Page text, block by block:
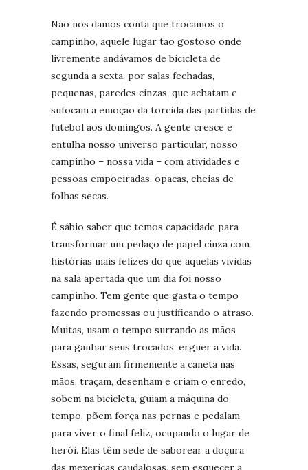
Não nos damos conta que trocamos o
campinho, aquele lugar tão gostoso onde
livremente andávamos de bicicleta de
segunda a sexta, por salas fechadas,
pequenas, paredes cinzas, que achatam e
sufocam a emoção da torcida das partidas de
futebol aos domingos. A gente cresce e
entulha nosso universo particular, nosso
campinho – nossa vida – com atividades e
pessoas empoeiradas, opacas, cheias de
folhas secas.
É sábio saber que temos capacidade para
transformar um pedaço de papel cinza com
histórias mais felizes do que aquelas vividas
na sala apertada que um dia foi nosso
campinho. Tem gente que gasta o tempo
fazendo promessas ou justificando o atraso.
Muitas, usam o tempo surrando as mãos
para ganhar seus trocados, erguer a vida.
Essas, seguram firmemente a caneta nas
mãos, traçam, desenham e criam o enredo,
sobem na bicicleta, guiam a máquina do
tempo, põem força nas pernas e pedalam
para viver o final feliz, ocupando o lugar de
herói. Elas têm sede de saborear a doçura
das mexericas caudalosas, sem esquecer a